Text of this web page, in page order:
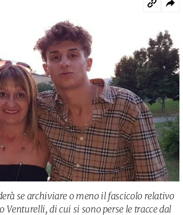
se archiviare o meno il fascicolo relativo
Venturelli, di cui si sono perse le tracce dal